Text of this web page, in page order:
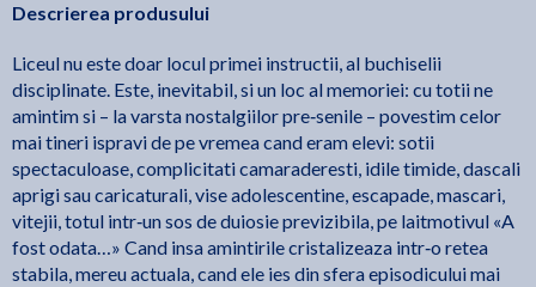
Descrierea produsului
Liceul nu este doar locul primei instructii, al buchiselii
disciplinate. Este, inevitabil, si un loc al memoriei: cu totii ne
amintim si – la varsta nostalgiilor pre‑senile – povestim celor
mai tineri ispravi de pe vremea cand eram elevi: sotii
spectaculoase, complicitati camaraderesti, idile timide, dascali
aprigi sau caricaturali, vise adolescentine, escapade, mascari,
vitejii, totul intr‑un sos de duiosie previzibila, pe laitmotivul «A
fost odata…» Cand insa amintirile cristalizeaza intr‑o retea
stabila, mereu actuala, cand ele ies din sfera episodicului mai